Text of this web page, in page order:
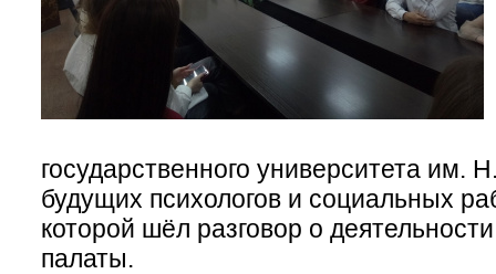
государственного университета им.
будущих психологов и социальных
которой шёл разговор о
палаты.